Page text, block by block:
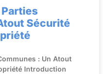
Sécurité
: Un Atout
Introduction